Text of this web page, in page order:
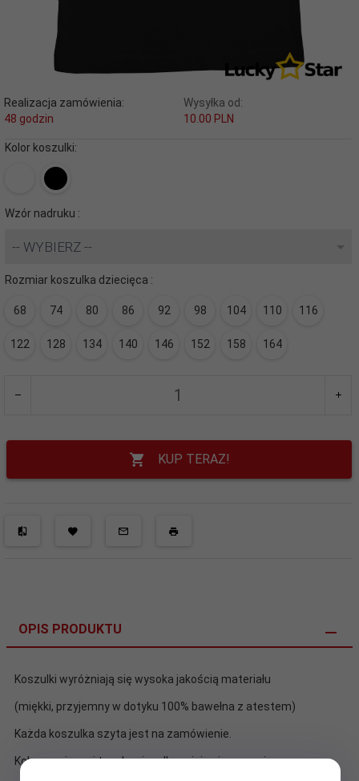
Realizacja zamówienia:
48 godzin
Wysyłka od:
10.00 PLN
Kolor koszulki:
Wzór nadruku :
-- WYBIERZ --
Rozmiar koszulka dziecięca :
68 74 80 86 92 98 104 110 116
122 128 134 140 146 152 158 164
KUP TERAZ!
OPIS PRODUKTU
Koszulki wyróżniają się wysoka jakością materiału
(miękki, przyjemny w dotyku 100% bawełna z atestem)
Każda koszulka szyta jest na zamówienie.
Kolory są żywe i trwałe, nie odbarwiają się w praniu.